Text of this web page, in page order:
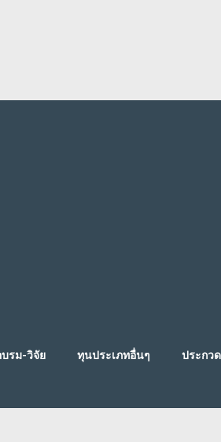
รม-วิจัย ทุนประเภทอื่นๆ
ประกว